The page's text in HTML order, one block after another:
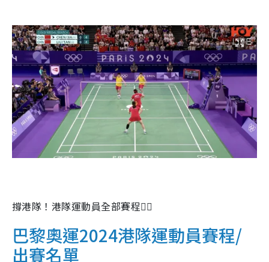
撐港隊！港隊運動員全部賽程👇🏽
巴黎奧運2024港隊運動員賽程/
出賽名單